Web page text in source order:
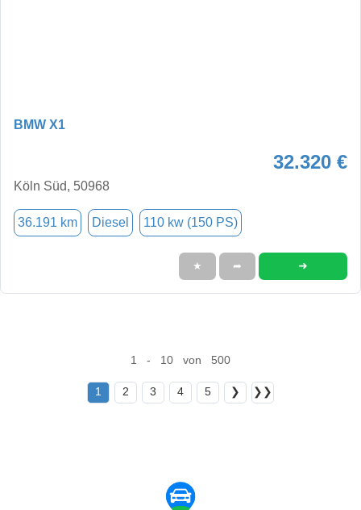
BMW X1
32.320 €
Köln Süd, 50968
36.191 km Diesel 110 kw (150 PS)
★ ➦ ➜
1 - 10 von 500
1 2 3 4 5 ❯ ❯❯